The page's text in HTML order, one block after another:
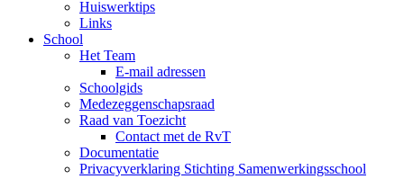
Huiswerktips
Links
School
Het Team
E-mail adressen
Schoolgids
Medezeggenschapsraad
Raad van Toezicht
Contact met de RvT
Documentatie
Privacyverklaring Stichting Samenwerkingsschool